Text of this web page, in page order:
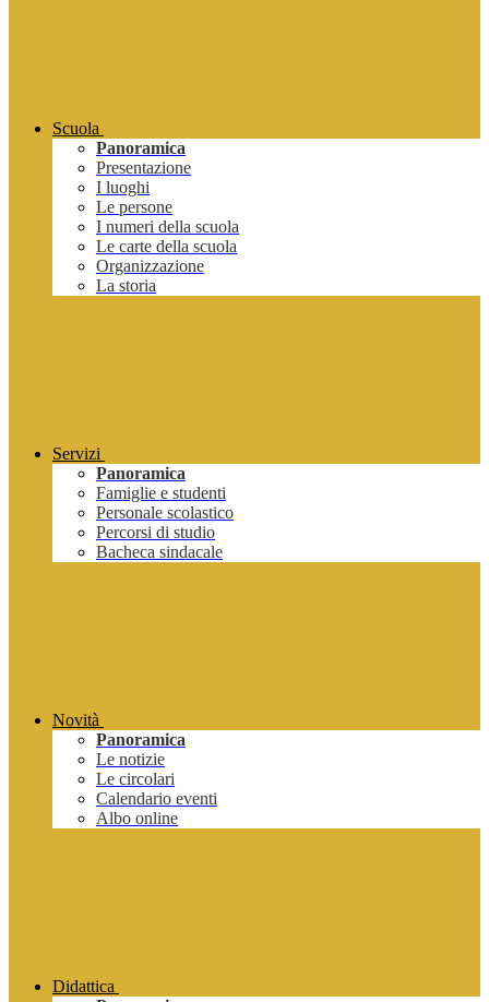
Scuola
Panoramica
Presentazione
I luoghi
Le persone
I numeri della scuola
Le carte della scuola
Organizzazione
La storia
Servizi
Panoramica
Famiglie e studenti
Personale scolastico
Percorsi di studio
Bacheca sindacale
Novità
Panoramica
Le notizie
Le circolari
Calendario eventi
Albo online
Didattica